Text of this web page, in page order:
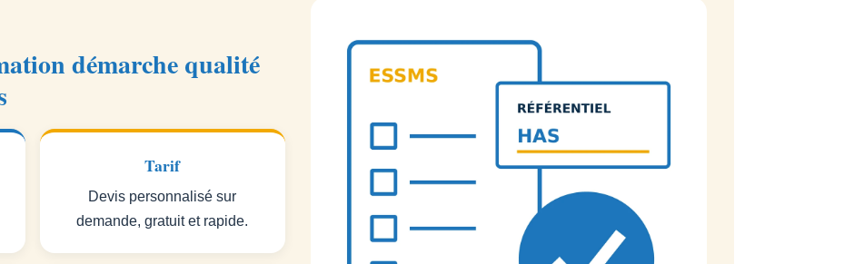
démarche qualité
Tarif
Devis personnalisé sur
demande, gratuit et rapide.